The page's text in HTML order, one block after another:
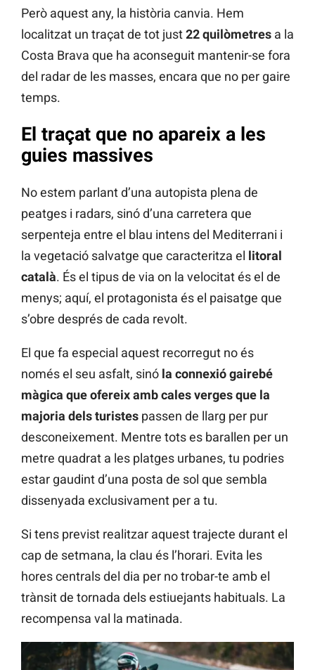
Però aquest any, la història canvia. Hem
localitzat un traçat de tot just22 quilòmetres a la
Costa Brava que ha aconseguit mantenir-se fora
del radar de les masses, encara que no per gaire
temps.
El traçat que no apareix a les
guies massives
No estem parlant d’una autopista plena de
peatges i radars, sinó d’una carretera que
serpenteja entre el blau intens del Mediterrani i
la vegetació salvatge que caracteritza el litoral
català. És el tipus de via on la velocitat és el de
menys; aquí, el protagonista és el paisatge que
s’obre després de cada revolt.
El que fa especial aquest recorregut no és
només el seu asfalt, sinó la connexió gairebé
màgica que ofereix amb cales verges que la
majoria dels turistes passen de llarg per pur
desconeixement. Mentre tots es barallen per un
metre quadrat a les platges urbanes, tu podries
estar gaudint d’una posta de sol que sembla
dissenyada exclusivament per a tu.
Si tens previst realitzar aquest trajecte durant el
cap de setmana, la clau és l’horari. Evita les
hores centrals del dia per no trobar-te amb el
trànsit de tornada dels estiuejants habituals. La
recompensa val la matinada.